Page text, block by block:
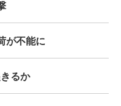
が不能に
るか